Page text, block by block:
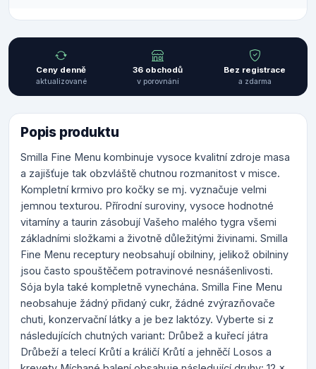
Ceny denně
aktualizované
36 obchodů
v porovnání
Bez registrace
a zdarma
Popis produktu
Smilla Fine Menu kombinuje vysoce kvalitní zdroje masa
a zajišťuje tak obzvláště chutnou rozmanitost v misce.
Kompletní krmivo pro kočky se mj. vyznačuje velmi
jemnou texturou. Přírodní suroviny, vysoce hodnotné
vitamíny a taurin zásobují Vašeho malého tygra všemi
základními složkami a životně důležitými živinami. Smilla
Fine Menu receptury neobsahují obilniny, jelikož obilniny
jsou často spouštěčem potravinové nesnášenlivosti.
Sója byla také kompletně vynechána. Smilla Fine Menu
neobsahuje žádný přidaný cukr, žádné zvýrazňovače
chuti, konzervační látky a je bez laktózy. Vyberte si z
následujících chutných variant: Drůbež a kuřecí játra
Drůbeží a telecí Krůtí a králičí Krůtí a jehněčí Losos a